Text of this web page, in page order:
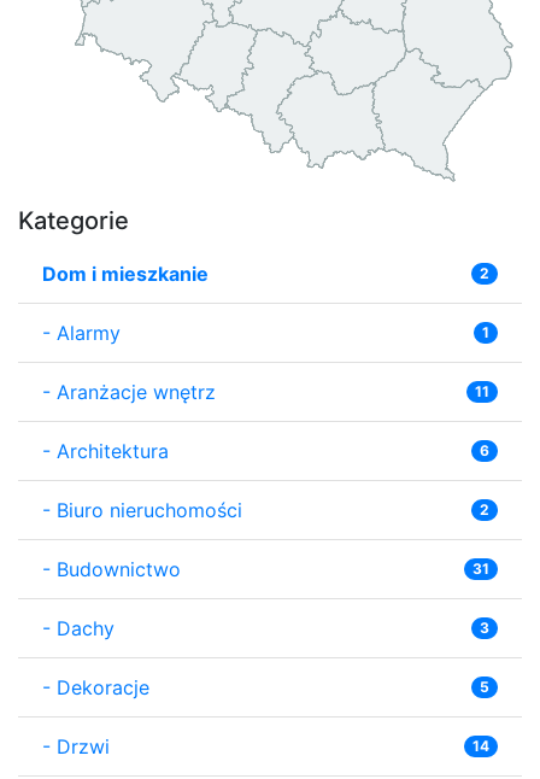
Kategorie
Dom i mieszkanie 2
- Alarmy 1
- Aranżacje wnętrz 11
- Architektura 6
- Biuro nieruchomości 2
- Budownictwo 31
- Dachy 3
- Dekoracje 5
- Drzwi 14